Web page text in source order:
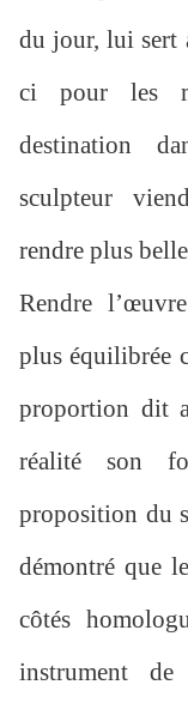
du jour, lui sert
ci pour les
destination
sculpteur
rendre plus
Rendre
plus équilibrée
proportion dit
réalité son
proposition du
démontré que
côtés
instrument